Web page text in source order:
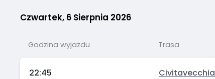
Czwartek, 6 Sierpnia 2026
Godzina wyjazdu Trasa
22:45 Civitavecchia